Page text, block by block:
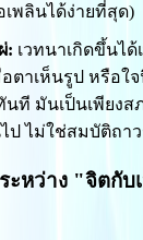
พลินได้ง่ายที่สุด)
: เวทนาเกิดขึ้นได้
ตาเห็นรูป หรือใจ
นที มันเป็นเพียงส
ป ไม่ใช่สมบัติถา
ะหว่าง "จิตกับ